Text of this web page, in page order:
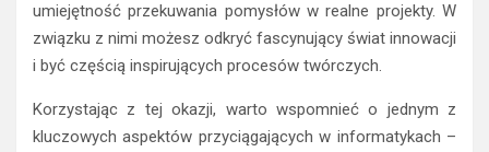
umiejętność przekuwania pomysłów w realne projekty. W
związku z nimi możesz odkryć fascynujący świat innowacji
i być częścią inspirujących procesów twórczych.
Korzystając z tej okazji, warto wspomnieć o jednym z
kluczowych aspektów przyciągających w informatykach –